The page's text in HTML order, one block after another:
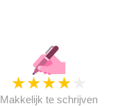
★★★★
Makkelijk te schrijven